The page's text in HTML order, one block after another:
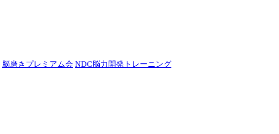
脳磨きプレミアム会 NDC脳力開発トレーニング